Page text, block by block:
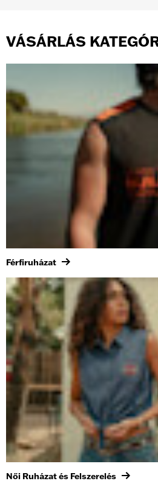
VÁSÁRLÁS
Férfiruházat
Női Ruházat és Felszerelés